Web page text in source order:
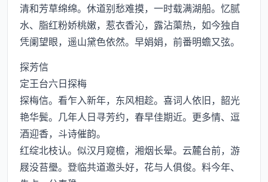
清和芳草绵绵。休道别愁难摸，一时载满湖船。忆腻
水、脂红粉娇桃嫩，惹衣香沁，露沾蕖热，如今独自
凭阑望眼，遥山黛色依然。早娟娟，前番明蟾又弦。
探芳信
定王台六日探梅
探梅信。看乍入新年，东风相趁。喜词人依旧，韶光
艳华鬓。几年人日寻芳约，春早佳期近。更多情、逗
酒迎香，斗诗催韵。
红绽北枝认。似汉月窥檐，湘烟长晕。云麓台前，游
屐没苔璺。登临共道邀头好，花与人俱俊。料今年、